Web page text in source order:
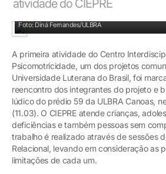
atividade do CIEPRE
Foto: Diná Fernandes/ULBRA
A primeira atividade do Centro
Psicomotricidade, um dos projetos
Universidade Luterana do Brasil, foi
reencontro dos integrantes do projeto e
lúdico do prédio 59 da ULBRA Canoas,
(11.03). O CIEPRE atende crianças,
deficiências e também pessoas sem
trabalho é realizado através de sessões
Relacional, levando em consideração as
limitações de cada um.